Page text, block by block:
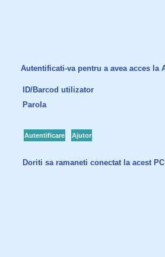
Autentificati-va pentru a avea acces
ID/Barcod utilizator
Parola
Autentificare Ajutor
Doriti sa ramaneti conectat la acest